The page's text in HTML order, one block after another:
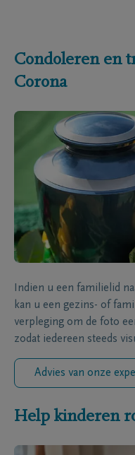
Condoleren en
Corona
Indien u een familielid
kan u een gezins- of
verpleging om de foto
zodat iedereen steeds
Advies van onze
Help kinderen